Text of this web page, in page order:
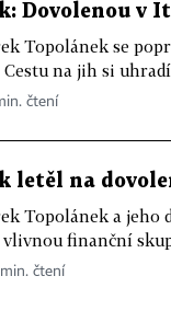
Dovolenou v
Topolánek se
na jih si
čtení
letěl na
Topolánek a jeho
vlivnou finanční
čtení